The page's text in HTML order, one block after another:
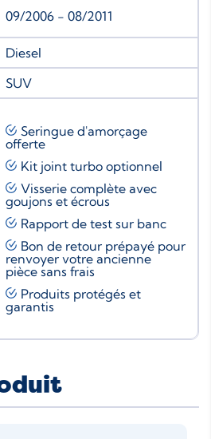
09/2006 - 08/2011
Diesel
SUV
Seringue d'amorçage
offerte
Kit joint turbo optionnel
Visserie complète avec
goujons et écrous
Rapport de test sur banc
Bon de retour prépayé pour
renvoyer votre ancienne
pièce sans frais
Produits protégés et
garantis